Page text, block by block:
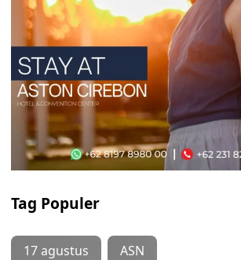
Tag Populer
17 agustus ASN